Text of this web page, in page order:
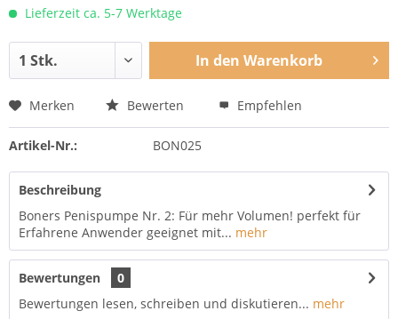
Lieferzeit ca. 5-7 Werktage
In den Warenkorb
Merken Bewerten Empfehlen
Artikel-Nr.: BON025
Beschreibung
Boners Penispumpe Nr. 2: Für mehr Volumen! perfekt für
Erfahrene Anwender geeignet mit... mehr
Bewertungen
0
Bewertungen lesen, schreiben und diskutieren... mehr